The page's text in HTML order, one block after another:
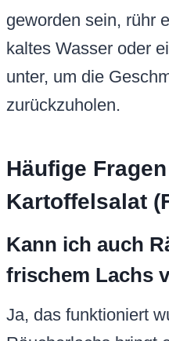
geworden sein, rühr
kaltes Wasser oder
unter, um die
zurückzuholen.
Häufige
Kartoffelsalat
Kann ich auch
frischem Lachs
Ja, das funktioniert